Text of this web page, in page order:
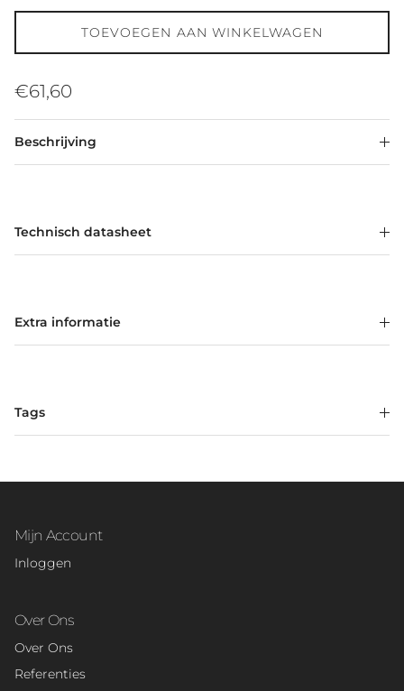
TOEVOEGEN AAN WINKELWAGEN
Reguliere prijs
€61,60
Beschrijving
Technisch datasheet
Extra informatie
Tags
Mijn Account
Inloggen
Over Ons
Over Ons
Referenties